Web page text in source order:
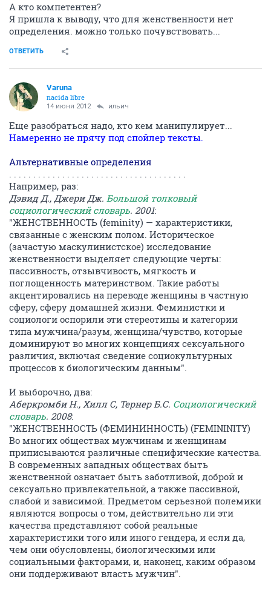
А кто компетентен?
Я пришла к выводу, что для женственности нет
определения. можно только почувствовать...
ОТВЕТИТЬ
Varuna
nacida libre
14 июня 2012 ильич
Еще разобраться надо, кто кем манипулирует...
Намеренно не прячу под спойлер тексты.
Альтернативные определения
. . . . . . . . . . . . . . . . . . . . . . . . . . . . . . . . . . . . .
Например, раз:
Дэвид Д., Джери Дж. Большой толковый
социологический словарь. 2001:
"ЖЕНСТВЕННОСТЬ (feminity) — характеристики,
связанные с женским полом. Историческое
(зачастую маскулинистское) исследование
женственности выделяет следующие черты:
пассивность, отзывчивость, мягкость и
поглощенность материнством. Такие работы
акцентировались на переводе женщины в частную
сферу, сферу домашней жизни. Феминистки и
социологи оспорили эти стереотипы и категории
типа мужчина/разум, женщина/чувство, которые
доминируют во многих концепциях сексуального
различия, включая сведение социокультурных
процессов к биологическим данным".
И выборочно, два:
Аберкромби Н., Хилл С, Тернер Б.C. Социологический
словарь. 2008:
"ЖЕНСТВЕННОСТЬ (ФЕМИНИННОСТЬ) (FEMININITY)
Во многих обществах мужчинам и женщинам
приписываются различные специфические качества.
В современных западных обществах быть
женственной означает быть заботливой, доброй и
сексуально привлекательной, а также пассивной,
слабой и зависимой. Предметом серьезной полемики
являются вопросы о том, действительно ли эти
качества представляют собой реальные
характеристики того или иного гендера, и если да,
чем они обусловлены, биологическими или
социальными факторами, и, наконец, каким образом
они поддерживают власть мужчин".